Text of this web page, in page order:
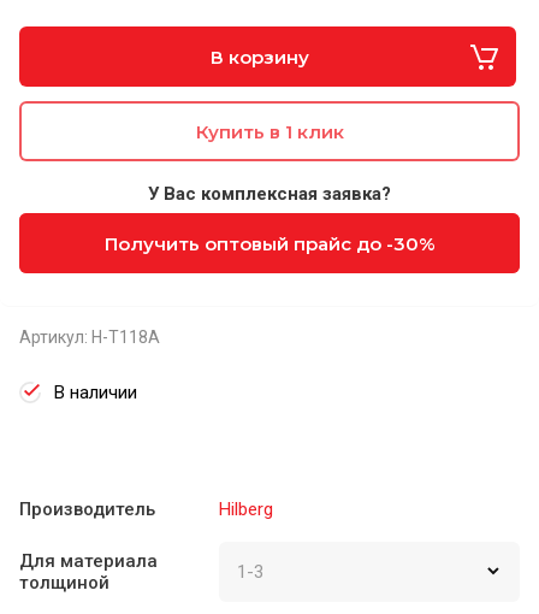
В корзину
Купить в 1 клик
У Вас комплексная заявка?
Получить оптовый прайс до -30%
Артикул: H-T118A
В наличии
Производитель Hilberg
Для материала
толщиной